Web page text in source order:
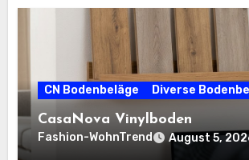
CN Bodenbeläge Diverse
CasaNova Vinylboden
Fashion-WohnTrend August 5,